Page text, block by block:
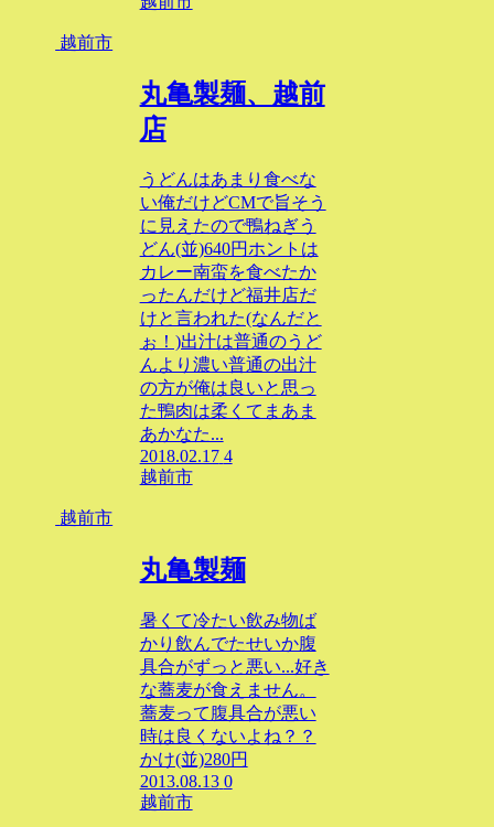
越前市
丸亀製麺、越前
店
うどんはあまり食べな
い俺だけどCMで旨そう
に見えたので鴨ねぎう
どん(並)640円ホントは
カレー南蛮を食べたか
ったんだけど福井店だ
けと言われた(なんだと
ぉ！)出汁は普通のうど
んより濃い普通の出汁
の方が俺は良いと思っ
た鴨肉は柔くてまあま
あかなた...
2018.02.17 4
越前市
越前市
丸亀製麺
暑くて冷たい飲み物ば
かり飲んでたせいか腹
具合がずっと悪い...好き
な蕎麦が食えません。
蕎麦って腹具合が悪い
時は良くないよね？？
かけ(並)280円
2013.08.13 0
越前市